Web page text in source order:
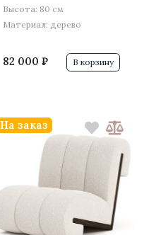
Высота: 80 см
Материал: дерево
82 000 ₽ В корзину
На заказ